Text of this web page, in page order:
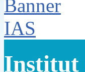
Institut